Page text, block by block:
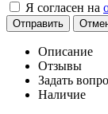
Я согласен на
Отправить
Описание
Отзывы
Задать
Наличие